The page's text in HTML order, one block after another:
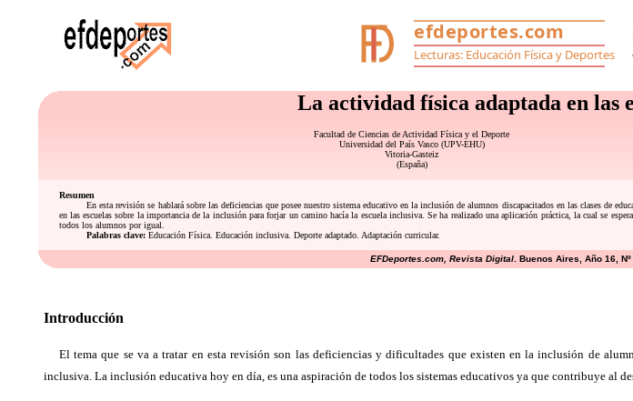
La actividad física adaptada en las
Facultad de Ciencias de Actividad Física y el Deporte
Universidad del País Vasco (UPV-EHU)
Vitoria-Gasteiz
(España)
Resumen
En esta revisión se hablará sobre las deficiencias que posee nuestro sistema educativo en la inclusión de alumnos discapacitados en las clases de
en las escuelas sobre la importancia de la inclusión para forjar un camino hacía la escuela inclusiva. Se ha realizado una aplicación práctica, la cual se
todos los alumnos por igual.
Palabras clave: Educación Física. Educación inclusiva. Deporte adaptado. Adaptación curricular.
EFDeportes.com, Revista Digital . Buenos Aires, Año 16,
Introducción
El tema que se va a tratar en esta revisión son las deficiencias y dificultades que existen en la inclusión de
inclusiva. La inclusión educativa hoy en día, es una aspiración de todos los sistemas educativos ya que contribuye al